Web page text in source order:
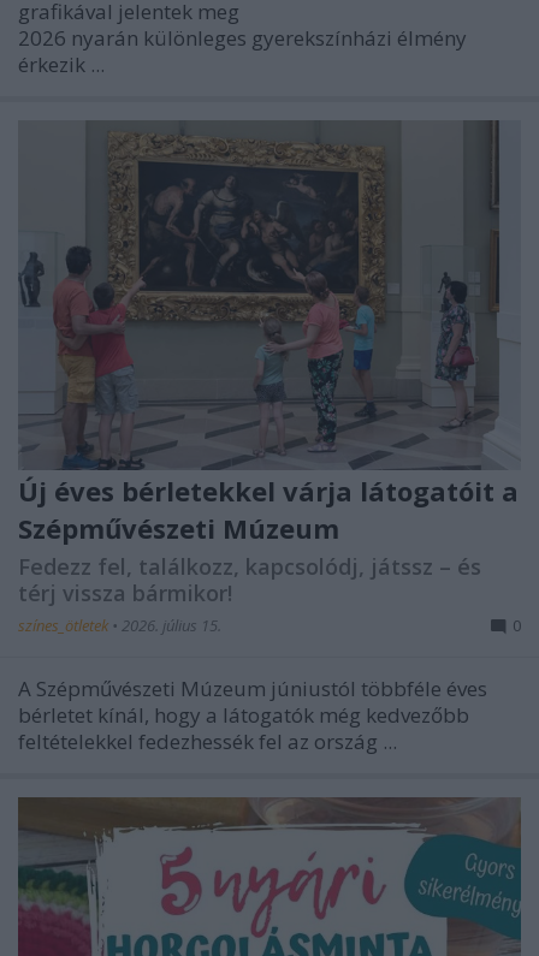
grafikával jelentek meg
2026 nyarán különleges gyerekszínházi élmény
érkezik ...
Új éves bérletekkel várja látogatóit a
Szépművészeti Múzeum
Fedezz fel, találkozz, kapcsolódj, játssz – és
térj vissza bármikor!
színes_ötletek • 2026. július 15. 0
A Szépművészeti Múzeum júniustól többféle éves
bérletet kínál, hogy a látogatók még kedvezőbb
feltételekkel fedezhessék fel az ország ...